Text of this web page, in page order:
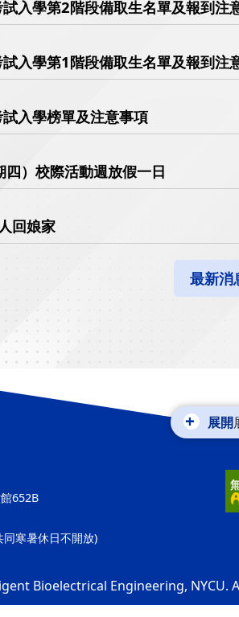
入學第2階段備取生名單及報到注
入學第1階段備取生名單及報到注
入學榜單及注意事項
）校際活動週放假一日
回娘家
最新消
652B
寒暑休日不開放)
Bioelectrical Engineering, NYCU.